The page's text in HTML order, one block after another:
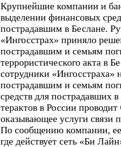
Крупнейшие компании и
выделении финансовых
пострадавшим в Беслане.
«Ингосстрах» приняло
пострадавшим и семьям
террористического акта в
сотрудники «Ингосстраха»
пострадавшим и семьям
средств для пострадавших
терактов в России
оказывающее услуги связи
По сообщению компании, ее
где действует сеть «Би